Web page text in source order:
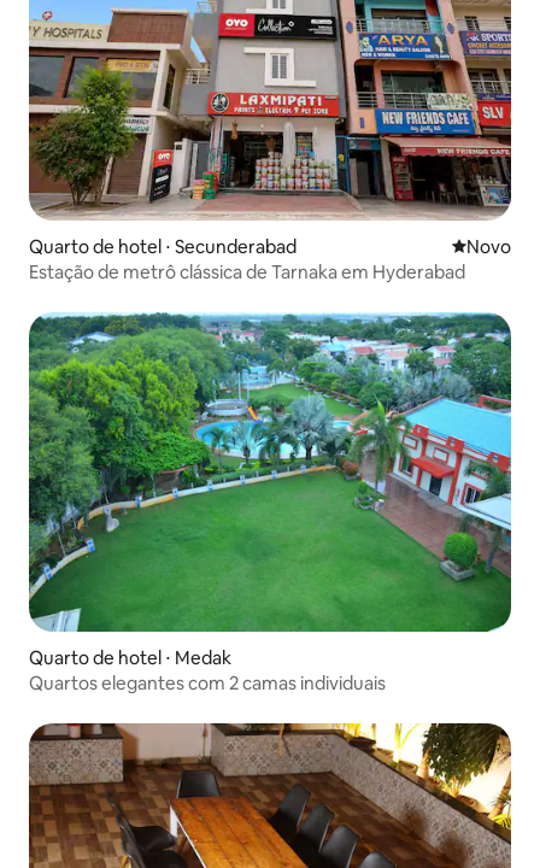
Quarto de hotel ⋅ Secunderabad Novo
Novo
Estação de metrô clássica de Tarnaka em Hyderabad
Quarto de hotel ⋅ Medak
Quartos elegantes com 2 camas individuais